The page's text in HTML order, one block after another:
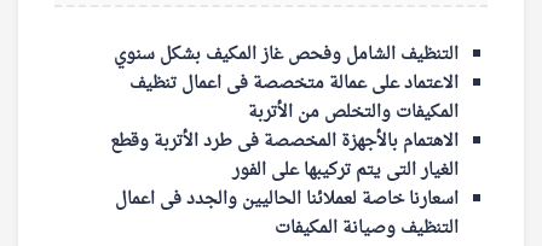
التنظيف الشامل وفحص غاز المكيف بشكل سنوي
الاعتماد على عمالة متخصصة فى اعمال تنظيف
المكيفات والتخلص من الأتربة
الاهتمام بالأجهزة المخصصة فى طرد الأتربة وقطع
الغيار التى يتم تركيبها على الفور
اسعارنا خاصة لعملائنا الحاليين والجدد فى اعمال
التنظيف وصيانة المكيفات